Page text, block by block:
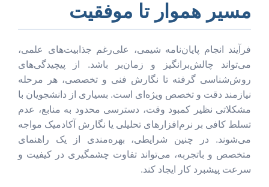
مسیر هموار تا موفقیت
فرآیند انجام پایان‌نامه شیمی، علی‌رغم جذابیت‌های علمی،
می‌تواند چالش‌برانگیز و زمان‌بر باشد. از پیچیدگی‌های
روش‌شناسی گرفته تا نگارش فنی و تخصصی، هر مرحله
نیازمند دقت و تخصص ویژه‌ای است. بسیاری از دانشجویان با
مشکلاتی نظیر کمبود وقت، دسترسی محدود به منابع، عدم
تسلط کافی بر نرم‌افزارهای تحلیلی یا نگارش آکادمیک مواجه
می‌شوند. در چنین شرایطی، بهره‌مندی از یک راهنمای
متخصص و باتجربه، می‌تواند تفاوت چشمگیری در کیفیت و
سرعت پیشبرد کار ایجاد کند.